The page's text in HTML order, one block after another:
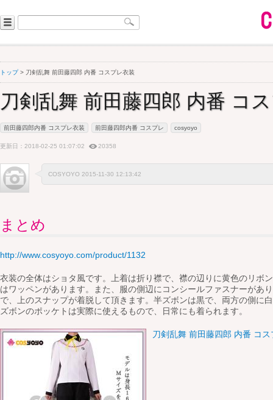
トップ> 刀剣乱舞 前田藤四郎 内番 コスプレ衣装
刀剣乱舞 前田藤四郎 内番 コ
前田藤四郎内番 コスプレ衣装 前田藤四郎内番 コスプレ cosyoyo
更新日：2018-02-25 01:07:02 20358
COSYOYO 2015-11-30 12:13:42
まとめ
http://www.cosyoyo.com/product/1132
衣装の全体はショタ風です。上着は折り襟で、襟の辺りに黄色のリボ
はワッペンがあります。また、服の側辺にコンシールファスナーがあ
で、上のスナップが着脱して頂きます。半ズボンは黒で、両方の側に
ズボンのポッケトは実際に使えるもので、日常にも着られます。
刀剣乱舞 前田藤四郎 内番 コス